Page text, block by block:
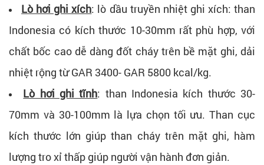
Lò hơi ghi xích: lò dầu truyền nhiệt ghi xích: than
Indonesia có kích thước 10-30mm rất phù hợp, với
chất bốc cao dễ dàng đốt cháy trên bề mặt ghi, dải
nhiệt rộng từ GAR 3400- GAR 5800 kcal/kg.
Lò hơi ghi tĩnh: than Indonesia kích thước 30-
70mm và 30-100mm là lựa chọn tối ưu. Than cục
kích thước lớn giúp than cháy trên mặt ghi, hàm
lượng tro xỉ thấp giúp người vận hành đơn giản.